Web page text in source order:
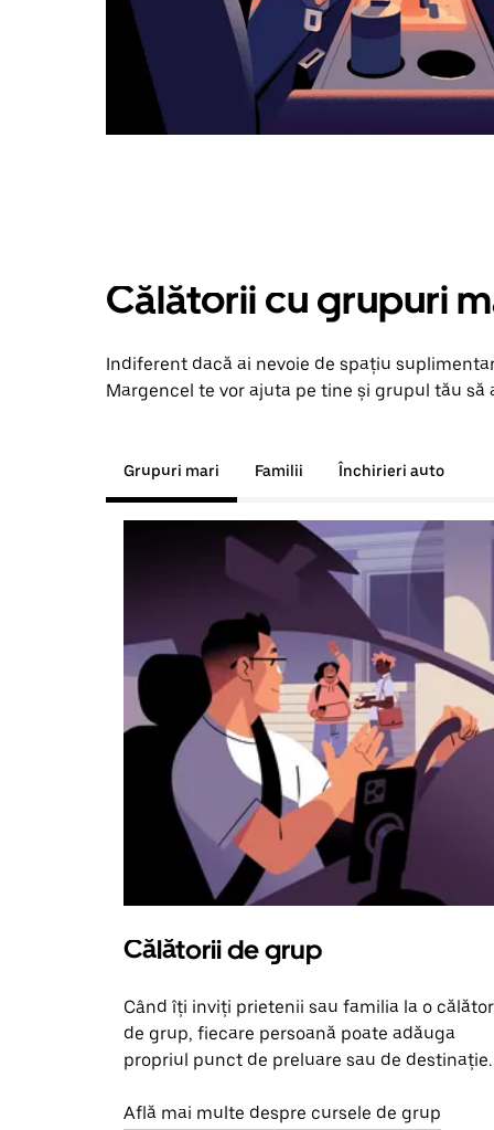
Călătorii cu grupuri
Indiferent dacă ai nevoie de spațiu
Margencel te vor ajuta pe tine și grupul tău să
Grupuri mari Familii Închirieri auto
Călătorii de grup
Când îți inviți prietenii sau familia la o
de grup, fiecare persoană poate adăuga
propriul punct de preluare sau de destinație.
Află mai multe despre cursele de grup